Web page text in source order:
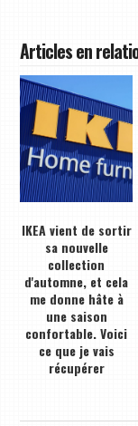
Articles en
IKEA vient de sortir
sa nouvelle
collection
d'automne, et cela
me donne hâte à
une saison
confortable. Voici
ce que je vais
récupérer